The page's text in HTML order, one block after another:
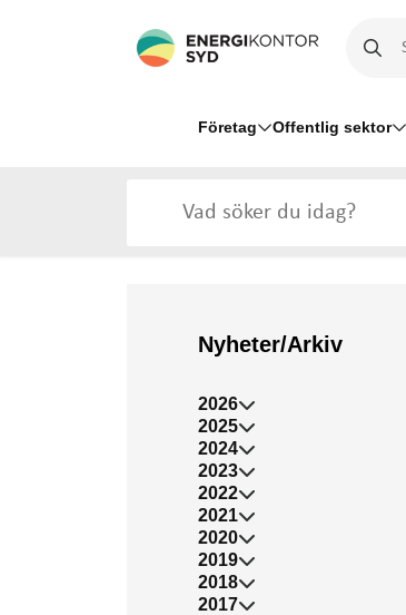
Företag Offentlig sektor
Nyheter/Arkiv
2026
2025
2024
2023
2022
2021
2020
2019
2018
2017